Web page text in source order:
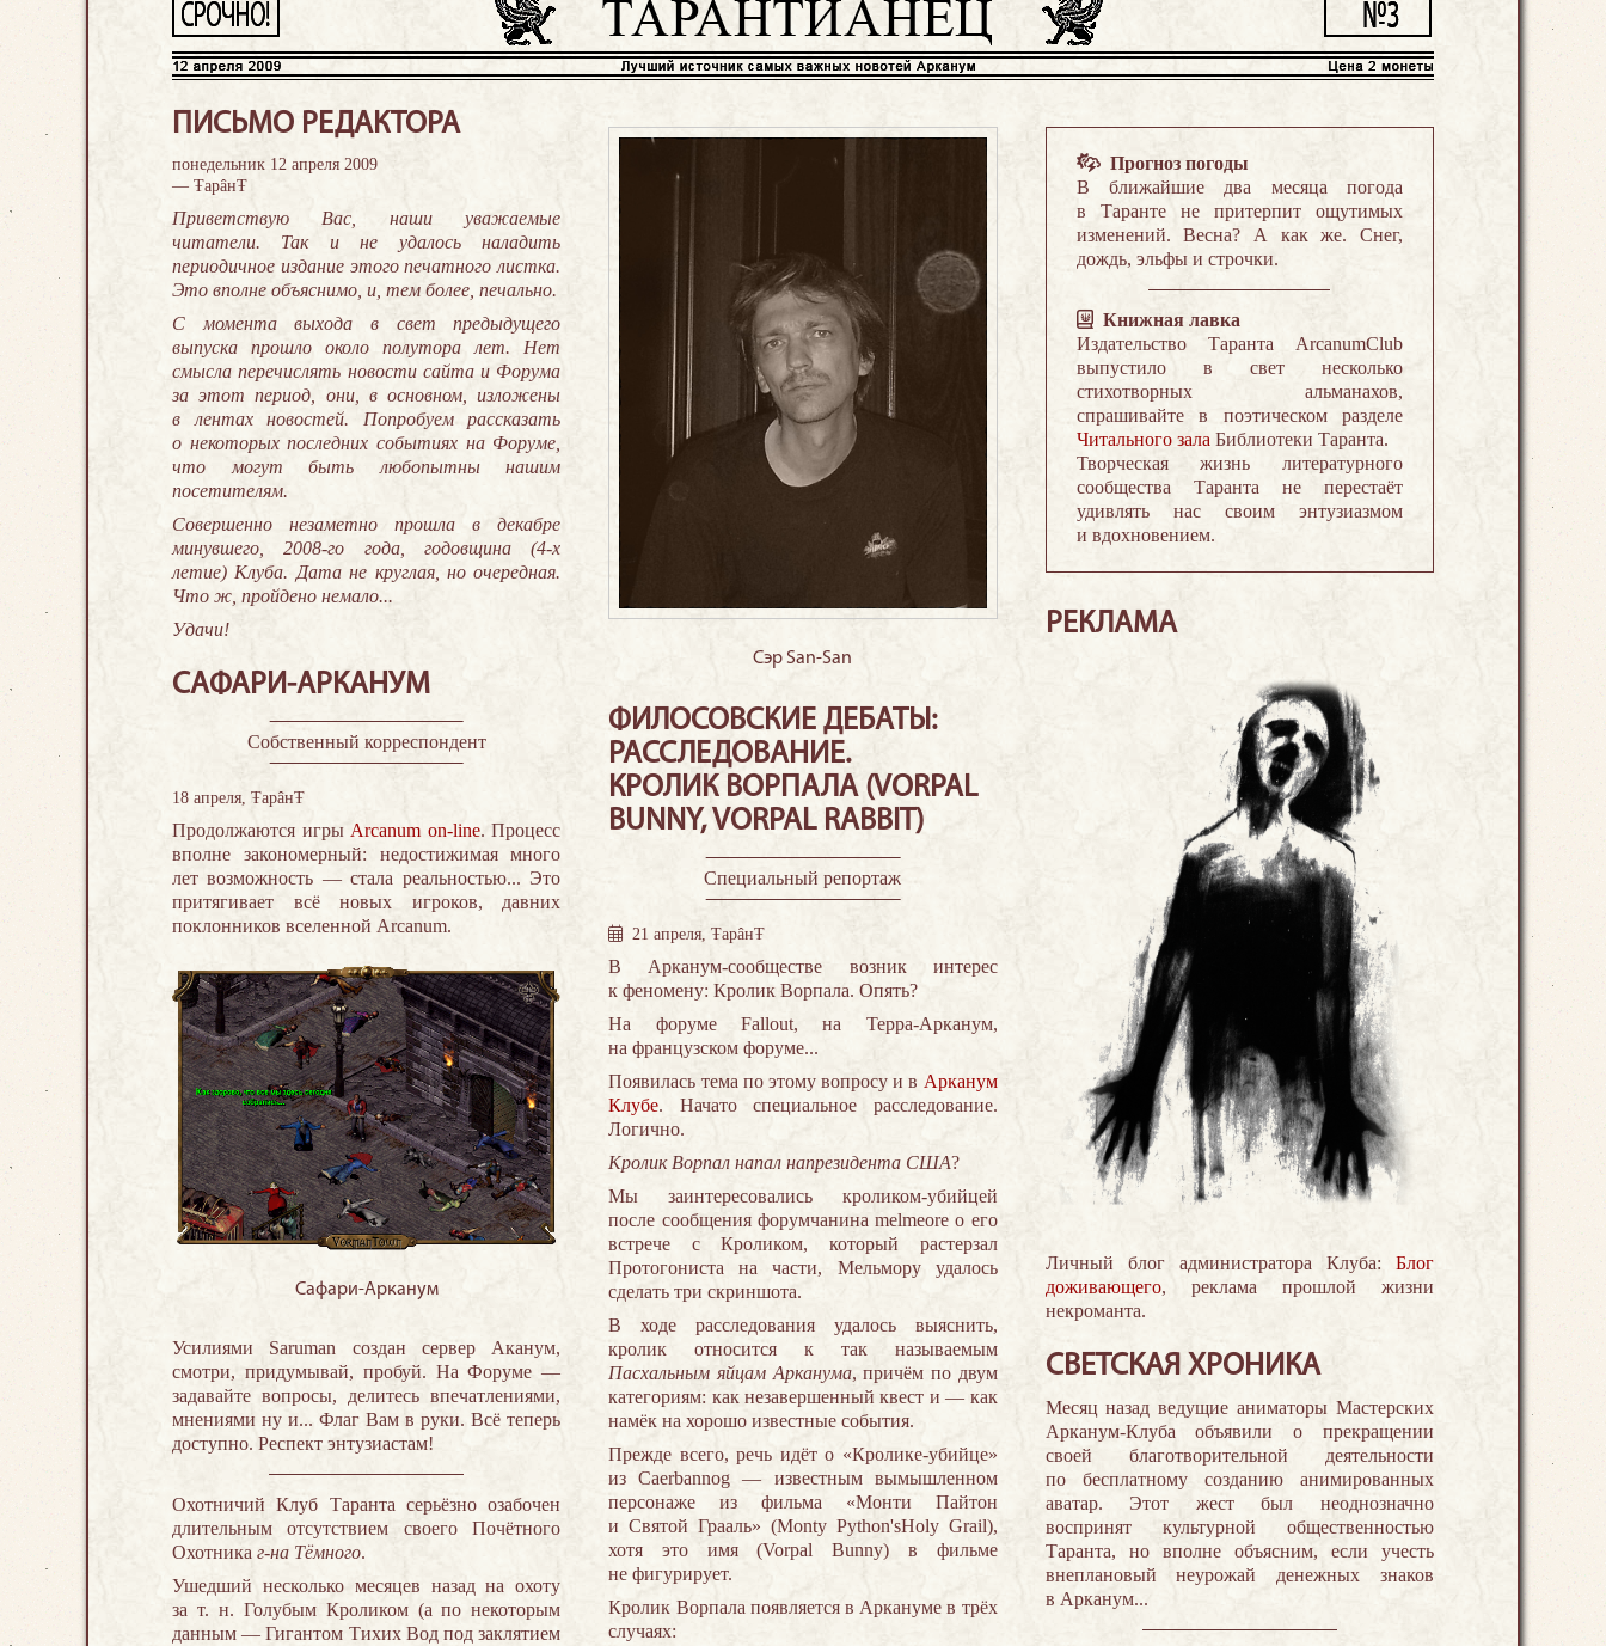
ПИСЬМО РЕДАКТОРА
понедельник 12 апреля 2009
— ŦарâнŦ
Приветствую Вас, наши уважаемые
читатели. Так и не удалось наладить
периодичное издание этого печатного листка.
Это вполне объяснимо, и, тем более, печально.
С момента выхода в свет предыдущего
выпуска прошло около полутора лет. Нет
смысла перечислять новости сайта и Форума
за этот период, они, в основном, изложены
в лентах новостей. Попробуем рассказать
о некоторых последних событиях на Форуме,
что могут быть любопытны нашим
посетителям.
Совершенно незаметно прошла в декабре
минувшего, 2008-го года, годовщина (4-х
летие) Клуба. Дата не круглая, но очередная.
Что ж, пройдено немало...
Удачи!
САФАРИ-АРКАНУМ
Cобственный корреспондент
18 апреля, ŦарâнŦ
Продолжаются игры Arcanum on-line. Процесс
вполне закономерный: недостижимая много
лет возможность — стала реальностью... Это
притягивает всё новых игроков, давних
поклонников вселенной Arcanum.
Сафари-Арканум
Усилиями Saruman создан сервер Аканум,
смотри, придумывай, пробуй. На Форуме —
задавайте вопросы, делитесь впечатлениями,
мнениями ну и... Флаг Вам в руки. Всё теперь
доступно. Респект энтузиастам!
Охотничий Клуб Таранта серьёзно озабочен
длительным отсутствием своего Почётного
Охотника г-на Тёмного.
Ушедший несколько месяцев назад на охоту
за т. н. Голубым Кроликом (а по некоторым
данным — Гигантом Тихих Вод под заклятием
Сэр San-San
ФИЛОСОВСКИЕ ДЕБАТЫ:
РАССЛЕДОВАНИЕ.
КРОЛИК ВОРПАЛА (VORPAL
BUNNY, VORPAL RABBIT)
Специальный репортаж
21 апреля, ŦарâнŦ
В Арканум-сообществе возник интерес
к феномену: Кролик Ворпала. Опять?
На форуме Fallout, на Терра-Арканум,
на французском форуме...
Появилась тема по этому вопросу и в Арканум
Клубе. Начато специальное расследование.
Логично.
Кролик Ворпал напал напрезидента США?
Мы заинтересовались кроликом-убийцей
после сообщения форумчанина melmeore о его
встрече с Кроликом, который растерзал
Протогониста на части, Мельмору удалось
сделать три скриншота.
В ходе расследования удалось выяснить,
кролик относится к так называемым
Пасхальным яйцам Арканума, причём по двум
категориям: как незавершенный квест и — как
намёк на хорошо известные события.
Прежде всего, речь идёт о «Кролике-убийце»
из Caerbannog — известным вымышленном
персонаже из фильма «Монти Пайтон
и Святой Грааль» (Monty Python'sHoly Grail),
хотя это имя (Vorpal Bunny) в фильме
не фигурирует.
Кролик Ворпала появляется в Аркануме в трёх
случаях:
Прогноз погоды
В ближайшие два месяца погода
в Таранте не притерпит ощутимых
изменений. Весна? А как же. Снег,
дождь, эльфы и строчки.
Книжная лавка
Издательство Таранта ArcanumClub
выпустило в свет несколько
стихотворных альманахов,
спрашивайте в поэтическом разделе
Читального зала Библиотеки Таранта.
Творческая жизнь литературного
сообщества Таранта не перестаёт
удивлять нас своим энтузиазмом
и вдохновением.
РЕКЛАМА
Личный блог администратора Клуба: Блог
доживающего, реклама прошлой жизни
некроманта.
СВЕТСКАЯ ХРОНИКА
Месяц назад ведущие аниматоры Мастерских
Арканум-Клуба объявили о прекращении
своей благотворительной деятельности
по бесплатному созданию анимированных
аватар. Этот жест был неоднозначно
воспринят культурной общественностью
Таранта, но вполне объясним, если учесть
внеплановый неурожай денежных знаков
в Арканум...